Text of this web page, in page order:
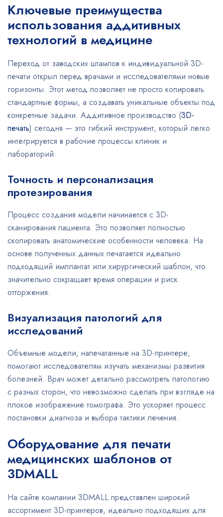
Ключевые преимущества
использования аддитивных
технологий в медицине
Переход от заводских штампов к индивидуальной 3D-
печати открыл перед врачами и исследователями новые
горизонты. Этот метод позволяет не просто копировать
стандартные формы, а создавать уникальные объекты под
конкретные задачи. Аддитивное производство (3D-
печать) сегодня — это гибкий инструмент, который легко
интегрируется в рабочие процессы клиник и
лабораторий.
Точность и персонализация
протезирования
Процесс создания модели начинается с 3D-
сканирования пациента. Это позволяет полностью
скопировать анатомические особенности человека. На
основе полученных данных печатается идеально
подходящий имплантат или хирургический шаблон, что
значительно сокращает время операции и риск
отторжения.
Визуализация патологий для
исследований
Объемные модели, напечатанные на 3D-принтере,
помогают исследователям изучать механизмы развития
болезней. Врач может детально рассмотреть патологию
с разных сторон, что невозможно сделать при взгляде на
плокое изображение томографа. Это ускоряет процесс
постановки диагноза и выбора тактики лечения.
Оборудование для печати
медицинских шаблонов от
3DMALL
На сайте компании 3DMALL представлен широкий
ассортимент 3D-принтеров, идеально подходящих для